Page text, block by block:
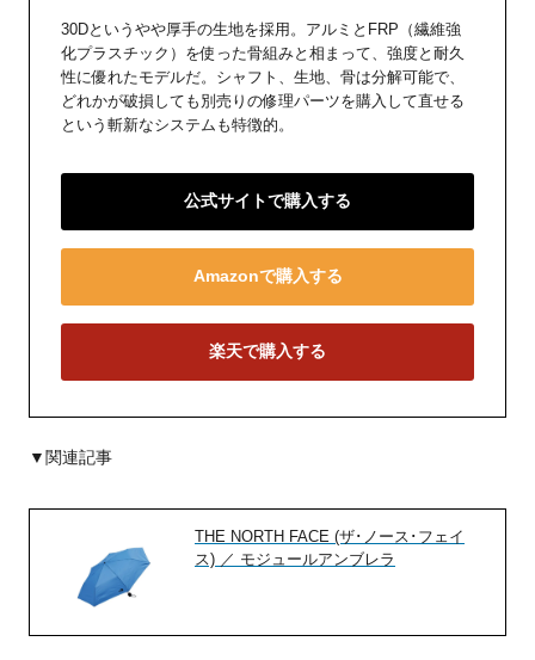
30Dというやや厚手の生地を採用。アルミとFRP（繊維強
化プラスチック）を使った骨組みと相まって、強度と耐久
性に優れたモデルだ。シャフト、生地、骨は分解可能で、
どれかが破損しても別売りの修理パーツを購入して直せる
という斬新なシステムも特徴的。
公式サイトで購入する
Amazonで購入する
楽天で購入する
▼関連記事
THE NORTH FACE (ザ･ノース･フェイ
ス) ／ モジュールアンブレラ